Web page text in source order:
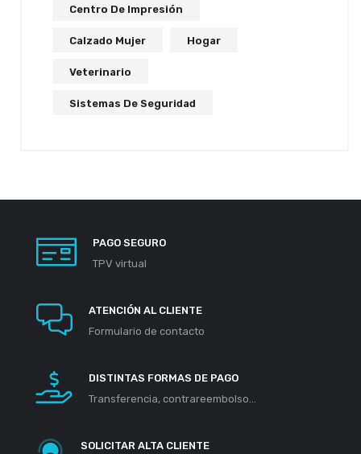
Centro De Impresión
Calzado Mujer Hogar
Veterinario
Sistemas De Seguridad
PAGO SEGURO
TPV virtual
ATENCIÓN AL CLIENTE
Formulario de contacto
DISTINTAS FORMAS DE PAGO
Transferencia, contrareembolso...
SOLICITAR ALTA CLIENTE